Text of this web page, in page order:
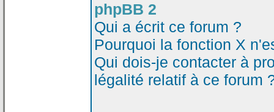
phpBB 2
Qui a écrit ce forum ?
Pourquoi la fonction X
Qui dois-je contacter à
légalité relatif à ce forum